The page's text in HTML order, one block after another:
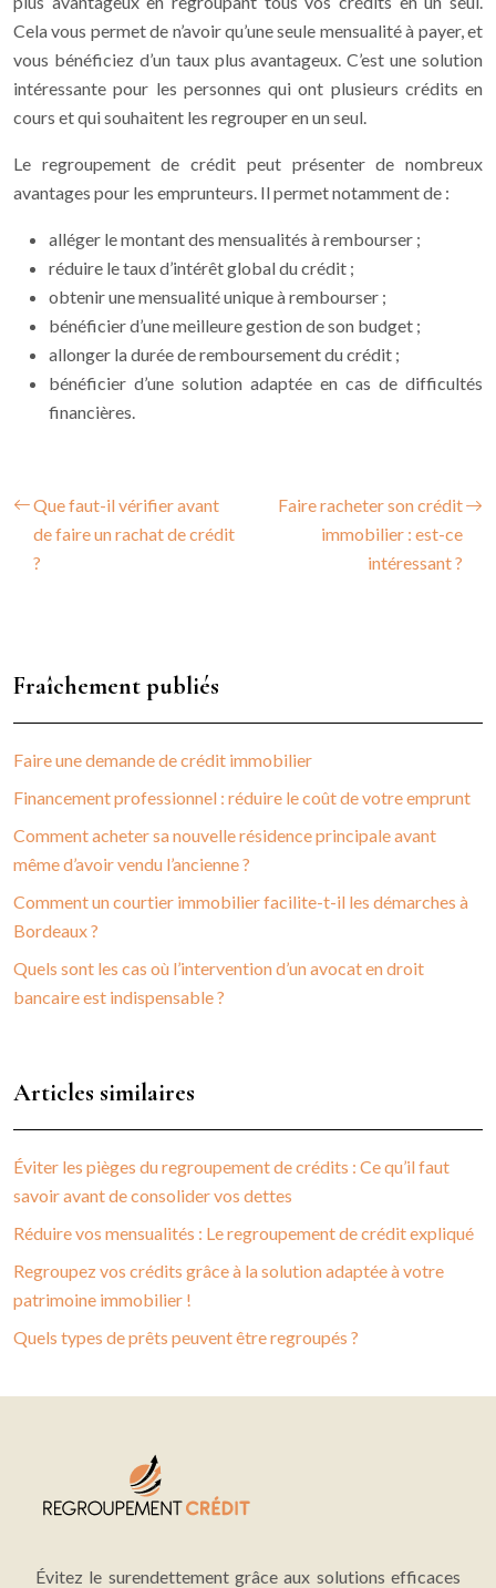
Cela vous permet de n’avoir qu’une seule mensualité à payer, et
vous bénéficiez d’un taux plus avantageux. C’est une solution
intéressante pour les personnes qui ont plusieurs crédits en
cours et qui souhaitent les regrouper en un seul.
Le regroupement de crédit peut présenter de nombreux
avantages pour les emprunteurs. Il permet notamment de :
alléger le montant des mensualités à rembourser ;
réduire le taux d’intérêt global du crédit ;
obtenir une mensualité unique à rembourser ;
bénéficier d’une meilleure gestion de son budget ;
allonger la durée de remboursement du crédit ;
bénéficier d’une solution adaptée en cas de difficultés
financières.
Que faut-il vérifier avant
de faire un rachat de crédit
?
Faire racheter son crédit
immobilier : est-ce
intéressant ?
Fraîchement publiés
Faire une demande de crédit immobilier
Financement professionnel : réduire le coût de votre emprunt
Comment acheter sa nouvelle résidence principale avant
même d’avoir vendu l’ancienne ?
Comment un courtier immobilier facilite-t-il les démarches à
Bordeaux ?
Quels sont les cas où l’intervention d’un avocat en droit
bancaire est indispensable ?
Articles similaires
Éviter les pièges du regroupement de crédits : Ce qu’il faut
savoir avant de consolider vos dettes
Réduire vos mensualités : Le regroupement de crédit expliqué
Regroupez vos crédits grâce à la solution adaptée à votre
patrimoine immobilier !
Quels types de prêts peuvent être regroupés ?
Évitez le surendettement grâce aux solutions efficaces